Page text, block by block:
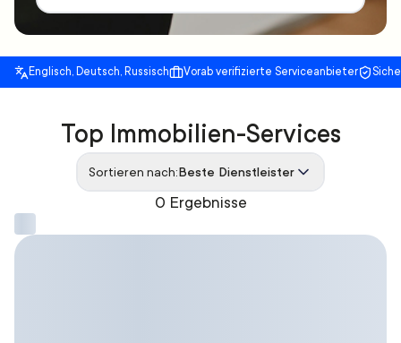
Englisch, Deutsch, Russisch Vorab verifizierte Serviceanbieter
0 Ergebnisse
Top Immobilien-Services
Sortieren nach:Beste Dienstleister